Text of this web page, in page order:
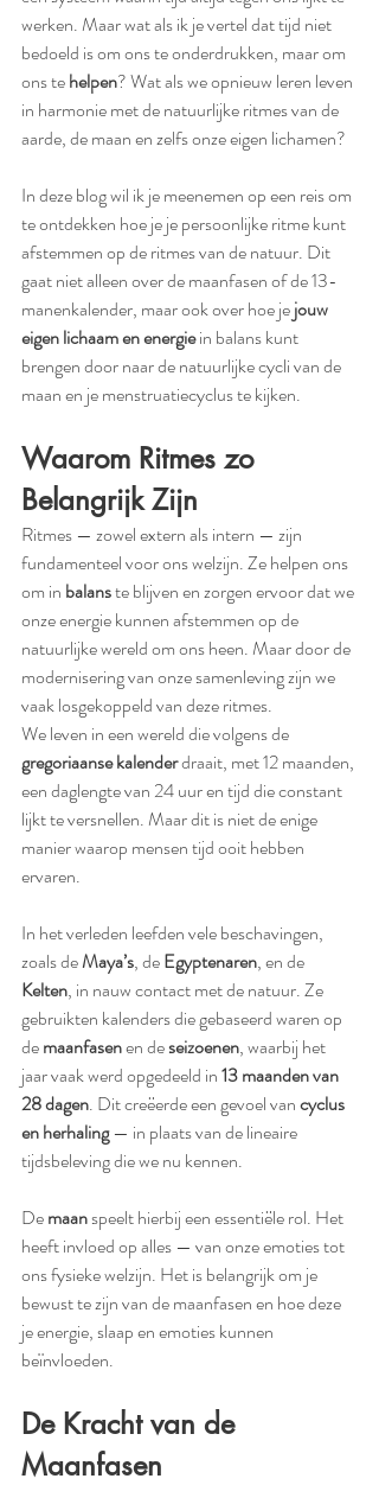
werken. Maar wat als ik je vertel dat tijd niet
bedoeld is om ons te onderdrukken, maar om
ons te helpen? Wat als we opnieuw leren leven
in harmonie met de natuurlijke ritmes van de
aarde, de maan en zelfs onze eigen lichamen?
In deze blog wil ik je meenemen op een reis om
te ontdekken hoe je je persoonlijke ritme kunt
afstemmen op de ritmes van de natuur. Dit
gaat niet alleen over de maanfasen of de 13-
manenkalender, maar ook over hoe je jouw
eigen lichaam en energie in balans kunt
brengen door naar de natuurlijke cycli van de
maan en je menstruatiecyclus te kijken.
Waarom Ritmes zo
Belangrijk Zijn
Ritmes — zowel extern als intern — zijn
fundamenteel voor ons welzijn. Ze helpen ons
om in balans te blijven en zorgen ervoor dat we
onze energie kunnen afstemmen op de
natuurlijke wereld om ons heen. Maar door de
modernisering van onze samenleving zijn we
vaak losgekoppeld van deze ritmes.
We leven in een wereld die volgens de
gregoriaanse kalender draait, met 12 maanden,
een daglengte van 24 uur en tijd die constant
lijkt te versnellen. Maar dit is niet de enige
manier waarop mensen tijd ooit hebben
ervaren.
In het verleden leefden vele beschavingen,
zoals de Maya’s, de Egyptenaren, en de
Kelten, in nauw contact met de natuur. Ze
gebruikten kalenders die gebaseerd waren op
de maanfasen en de seizoenen, waarbij het
jaar vaak werd opgedeeld in 13 maanden van
28 dagen. Dit creëerde een gevoel van cyclus
en herhaling — in plaats van de lineaire
tijdsbeleving die we nu kennen.
De maan speelt hierbij een essentiële rol. Het
heeft invloed op alles — van onze emoties tot
ons fysieke welzijn. Het is belangrijk om je
bewust te zijn van de maanfasen en hoe deze
je energie, slaap en emoties kunnen
beïnvloeden.
De Kracht van de
Maanfasen